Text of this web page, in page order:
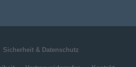
Sicherheit & Datenschutz